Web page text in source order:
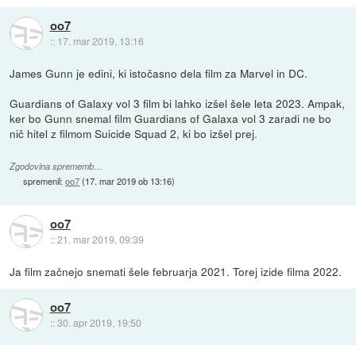
oo7
:: 17. mar 2019, 13:16
James Gunn je edini, ki istočasno dela film za Marvel in DC.
Guardians of Galaxy vol 3 film bi lahko izšel šele leta 2023. Ampak,
ker bo Gunn snemal film Guardians of Galaxa vol 3 zaradi ne bo
nič hitel z filmom Suicide Squad 2, ki bo izšel prej.
Zgodovina sprememb…
spremenil:oo7(17. mar 2019 ob 13:16)
oo7
::21. mar 2019, 09:39
Ja film začnejo snemati šele februarja 2021. Torej izide filma 2022.
oo7
::30. apr 2019, 19:50